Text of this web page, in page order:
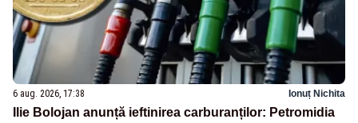
6 aug. 2026, 17:38 Ionuț Nichita
Ilie Bolojan anunță ieftinirea carburanților: Petromidia